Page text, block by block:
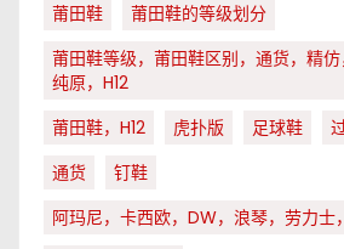
莆田鞋
莆田鞋的等级划分
莆田鞋等级，莆田鞋区别，通货，精仿
纯原，H12
莆田鞋，H12
虎扑版 足球鞋
通货
钉鞋
阿玛尼，卡西欧，DW，浪琴，劳力士